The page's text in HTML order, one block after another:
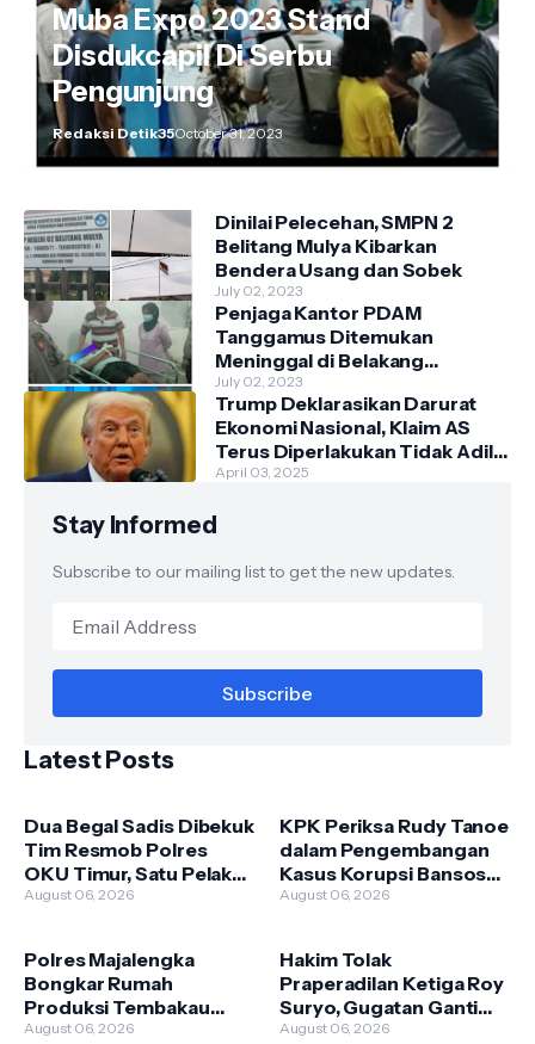
Muba Expo 2023 Stand
Disdukcapil Di Serbu
Pengunjung
Redaksi Detik35October 31, 2023
Dinilai Pelecehan, SMPN 2
Belitang Mulya Kibarkan
Bendera Usang dan Sobek
July 02, 2023
Penjaga Kantor PDAM
Tanggamus Ditemukan
Meninggal di Belakang
Kantornya.
July 02, 2023
Trump Deklarasikan Darurat
Ekonomi Nasional, Klaim AS
Terus Diperlakukan Tidak Adil
oleh Negara Asing"
April 03, 2025
Stay Informed
Subscribe to our mailing list to get the new updates.
Latest Posts
Dua Begal Sadis Dibekuk
Tim Resmob Polres
OKU Timur, Satu Pelaku
Dilumpuhkan dengan
August 06, 2026
KPK Periksa Rudy Tanoe
dalam Pengembangan
Kasus Korupsi Bansos
Beras PKH, Kerugian
August 06, 2026
Polres Majalengka
Bongkar Rumah
Produksi Tembakau
Sintetis, Satu Produsen
August 06, 2026
Hakim Tolak
Praperadilan Ketiga Roy
Suryo, Gugatan Ganti
Rugi Kandas karena
August 06, 2026